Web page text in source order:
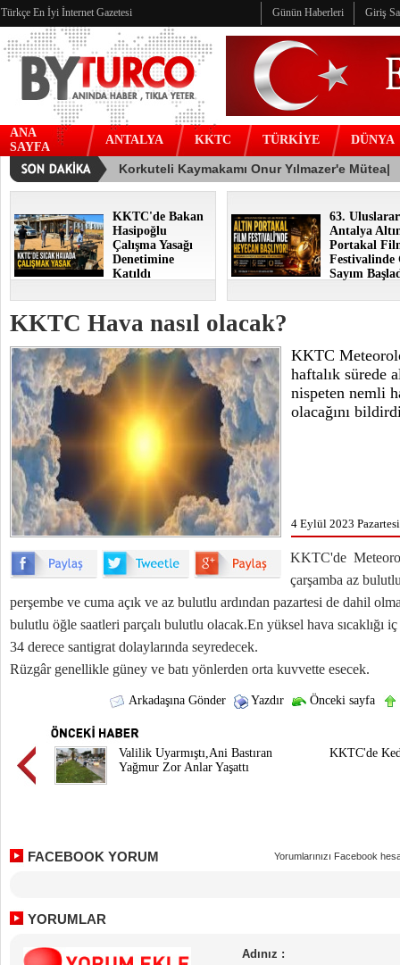
Türkçe En İyi İnternet Gazetesi Günün Haberleri Giriş
ANA
SAYFA
ANTALYA KKTC TÜRKİYE DÜNYA
KKTC'de Bakan
Hasipoğlu
Çalışma Yasağı
Denetimine
Katıldı
63.
Antalya
Portakal
Festivalinde
Sayım
KKTC Hava nasıl olacak?
KKTC
haftalık sürede
nispeten nemli
olacağını
4 Eylül 2023
KKTC'de
çarşamba az
perşembe ve cuma açık ve az bulutlu ardından pazartesi de dahil
bulutlu öğle saatleri parçalı bulutlu olacak.En yüksel hava sıcaklığı
34 derece santigrat dolaylarında seyredecek.
Rüzgâr genellikle güney ve batı yönlerden orta kuvvette esecek.
Arkadaşına Gönder Yazdır Önceki sayfa
Valilik Uyarmıştı,Ani Bastıran
Yağmur Zor Anlar Yaşattı
KKTC'de
FACEBOOK YORUM Yorumlarınızı Facebook
YORUMLAR